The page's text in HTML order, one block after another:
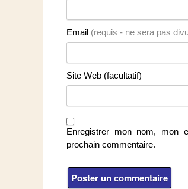
Email (requis - ne sera pas
Site Web (facultatif)
Enregistrer mon nom, mon
prochain commentaire.